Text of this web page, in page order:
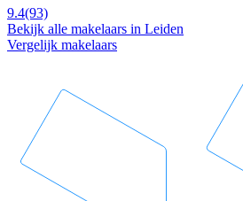
9.4(93)
Bekijk alle makelaars in Leiden
Vergelijk makelaars